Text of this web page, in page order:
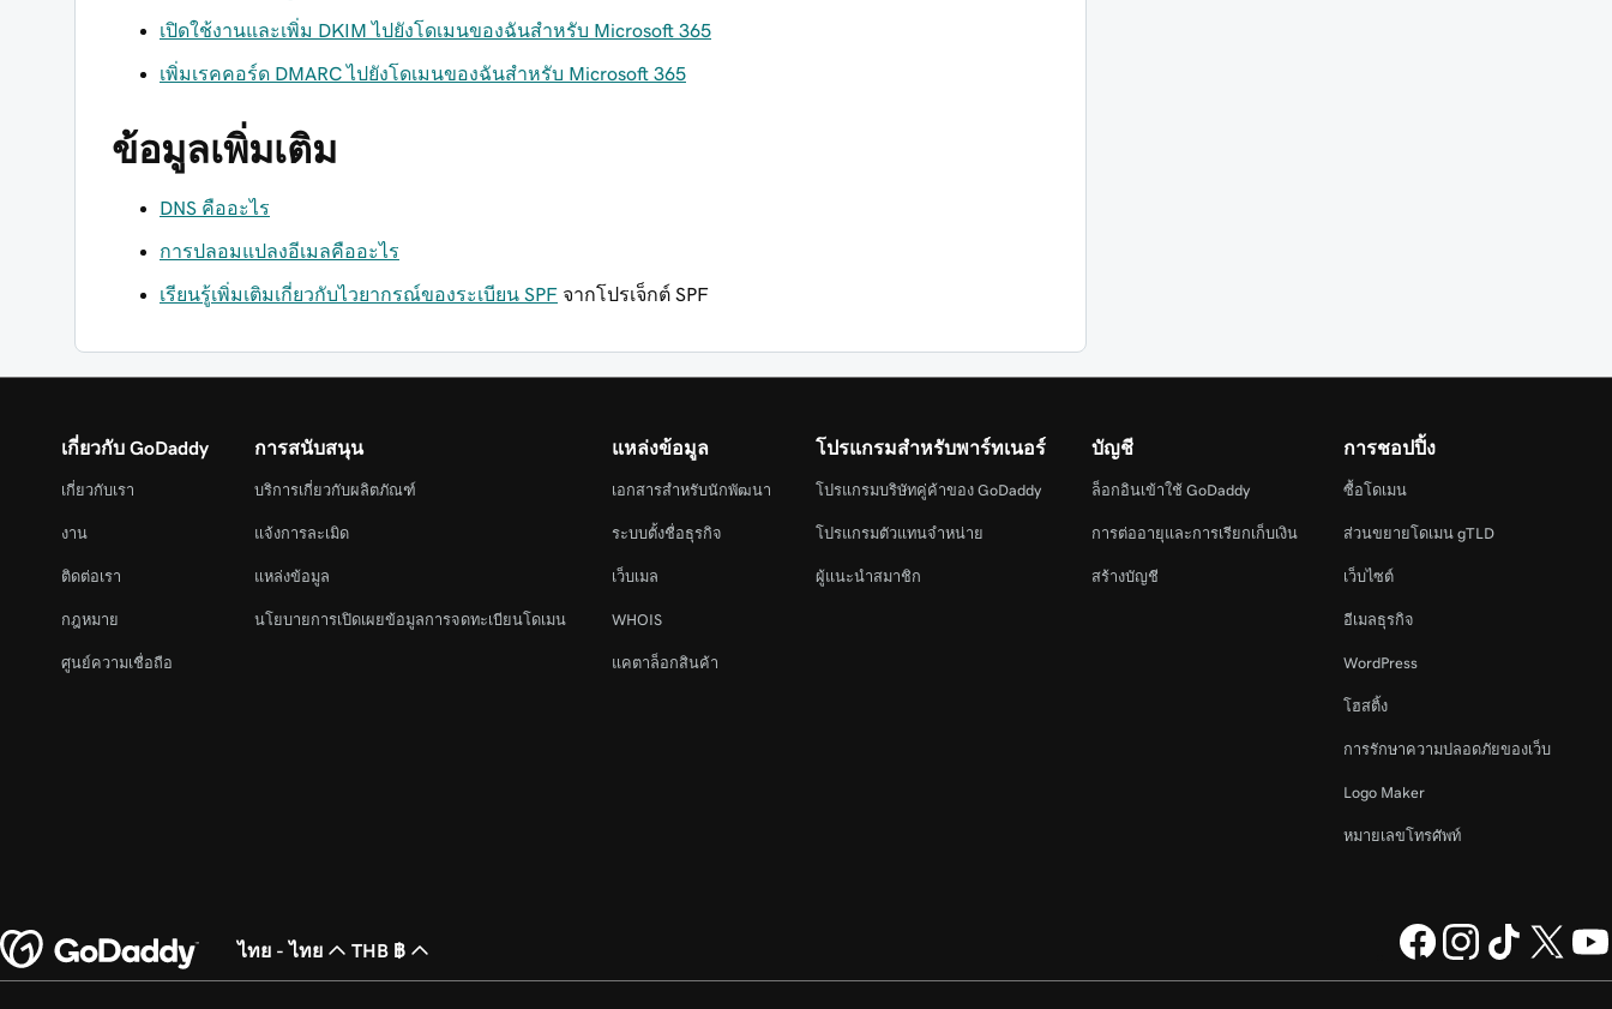
เปิดใช้งานและเพิ่ม DKIM ไปยังโดเมนของฉันสำหรับ Microsoft 365
เพิ่มเรคคอร์ด DMARC ไปยังโดเมนของฉันสำหรับ Microsoft 365
ข้อมูลเพิ่มเติม
DNS คืออะไร
การปลอมแปลงอีเมลคืออะไร
เรียนรู้เพิ่มเติมเกี่ยวกับไวยากรณ์ของระเบียน SPF จากโปรเจ็กต์ SPF
เกี่ยวกับ GoDaddy
เกี่ยวกับเรา
งาน
ติดต่อเรา
กฎหมาย
ศูนย์ความเชื่อถือ
การสนับสนุน
บริการเกี่ยวกับผลิตภัณฑ์
แจ้งการละเมิด
แหล่งข้อมูล
นโยบายการเปิดเผยข้อมูลการจดทะเบียนโดเมน
แหล่งข้อมูล
เอกสารสำหรับนักพัฒนา
ระบบตั้งชื่อธุรกิจ
เว็บเมล
WHOIS
แคตาล็อกสินค้า
โปรแกรมสำหรับพาร์ทเนอร์
โปรแกรมบริษัทคู่ค้าของ GoDaddy
โปรแกรมตัวแทนจำหน่าย
ผู้แนะนำสมาชิก
บัญชี
ล็อกอินเข้าใช้ GoDaddy
การต่ออายุและการเรียกเก็บเงิน
สร้างบัญชี
การชอปปิ้ง
ซื้อโดเมน
ส่วนขยายโดเมน gTLD
เว็บไซต์
อีเมลธุรกิจ
WordPress
โฮสติ้ง
การรักษาความปลอดภัยของเว็บ
Logo Maker
หมายเลขโทรศัพท์
ไทย - ไทย THB ฿